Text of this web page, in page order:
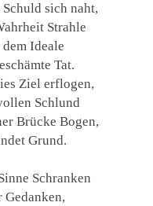
sich naht,
Strahle
Ideale
Tat.
Ziel erflogen,
Schlund
Brücke Bogen,
Grund.
Schranken